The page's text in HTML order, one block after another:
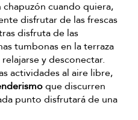
cuando quiera,
disfrutar de las frescas
disfruta de las
tumbonas en la terraza
y desconectar.
actividades al aire libre,
que discurren
punto disfrutará de una